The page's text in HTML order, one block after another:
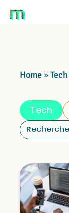
Home»Tech
Tech
Rechercher :